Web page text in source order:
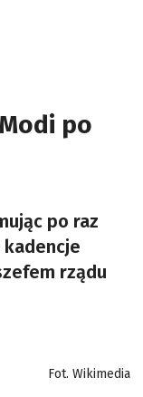
po
po raz
rządu
Fot. Wikimedia